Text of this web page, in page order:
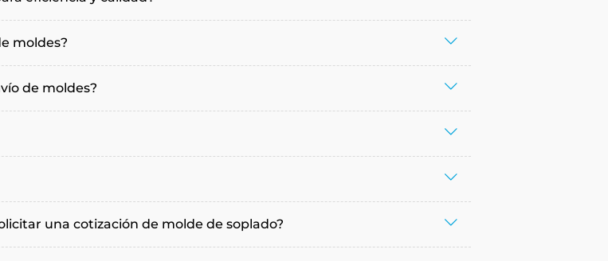
moldes?
de moldes?
una cotización de molde de soplado?